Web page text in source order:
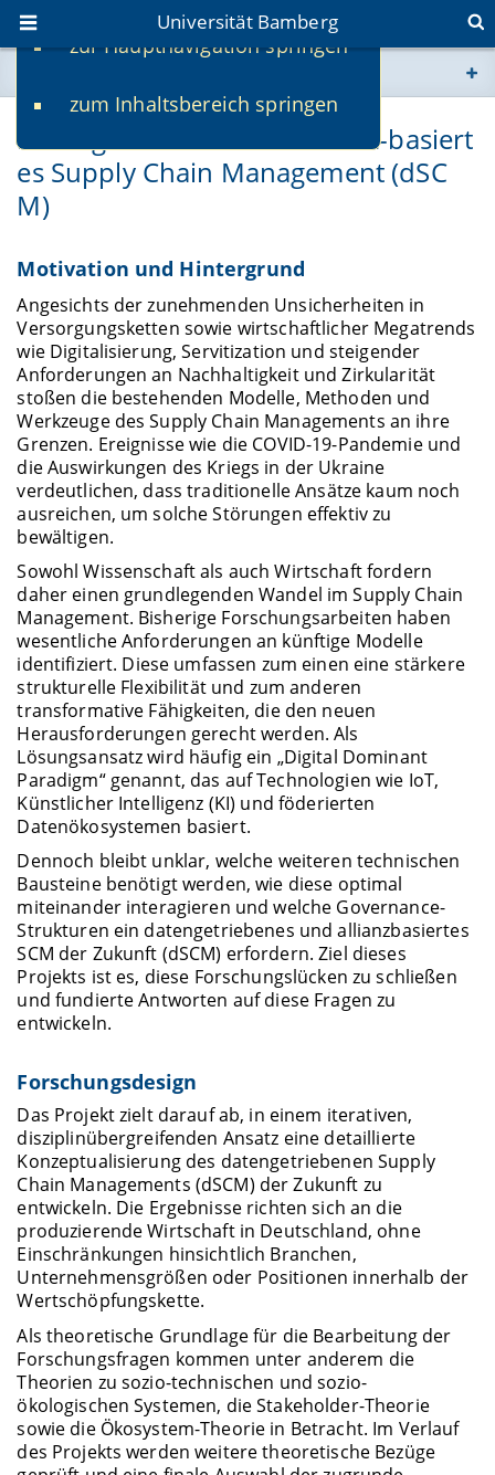
zur Hauptnavigation springen
zum Inhaltsbereich springen
Universität Bamberg
www.uni-bamberg.de
univis.uni-bamberg.de
Datengetriebenes und allianz-basiert
es Supply Chain Management (dSC
M)
Motivation und Hintergrund
Angesichts der zunehmenden Unsicherheiten in
Versorgungsketten sowie wirtschaftlicher Megatrends
wie Digitalisierung, Servitization und steigender
Anforderungen an Nachhaltigkeit und Zirkularität
stoßen die bestehenden Modelle, Methoden und
Werkzeuge des Supply Chain Managements an ihre
Grenzen. Ereignisse wie die COVID-19-Pandemie und
die Auswirkungen des Kriegs in der Ukraine
verdeutlichen, dass traditionelle Ansätze kaum noch
ausreichen, um solche Störungen effektiv zu
bewältigen.
Sowohl Wissenschaft als auch Wirtschaft fordern
daher einen grundlegenden Wandel im Supply Chain
Management. Bisherige Forschungsarbeiten haben
wesentliche Anforderungen an künftige Modelle
identifiziert. Diese umfassen zum einen eine stärkere
strukturelle Flexibilität und zum anderen
transformative Fähigkeiten, die den neuen
Herausforderungen gerecht werden. Als
Lösungsansatz wird häufig ein „Digital Dominant
Paradigm“ genannt, das auf Technologien wie IoT,
Künstlicher Intelligenz (KI) und föderierten
Datenökosystemen basiert.
Dennoch bleibt unklar, welche weiteren technischen
Bausteine benötigt werden, wie diese optimal
miteinander interagieren und welche Governance-
Strukturen ein datengetriebenes und allianzbasiertes
SCM der Zukunft (dSCM) erfordern. Ziel dieses
Projekts ist es, diese Forschungslücken zu schließen
und fundierte Antworten auf diese Fragen zu
entwickeln.
Forschungsdesign
Das Projekt zielt darauf ab, in einem iterativen,
disziplinübergreifenden Ansatz eine detaillierte
Konzeptualisierung des datengetriebenen Supply
Chain Managements (dSCM) der Zukunft zu
entwickeln. Die Ergebnisse richten sich an die
produzierende Wirtschaft in Deutschland, ohne
Einschränkungen hinsichtlich Branchen,
Unternehmensgrößen oder Positionen innerhalb der
Wertschöpfungskette.
Als theoretische Grundlage für die Bearbeitung der
Forschungsfragen kommen unter anderem die
Theorien zu sozio-technischen und sozio-
ökologischen Systemen, die Stakeholder-Theorie
sowie die Ökosystem-Theorie in Betracht. Im Verlauf
des Projekts werden weitere theoretische Bezüge